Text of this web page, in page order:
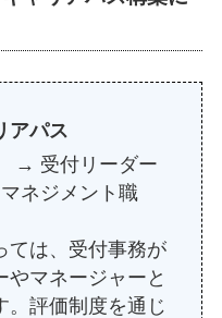
アパス
→ 受付リーダー
ネジメント職
ては、受付事務が
やマネージャーと
。評価制度を通じ